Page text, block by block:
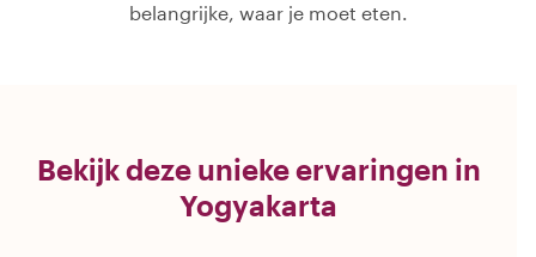
belangrijke, waar je moet eten.
Bekijk deze unieke ervaringen in
Yogyakarta